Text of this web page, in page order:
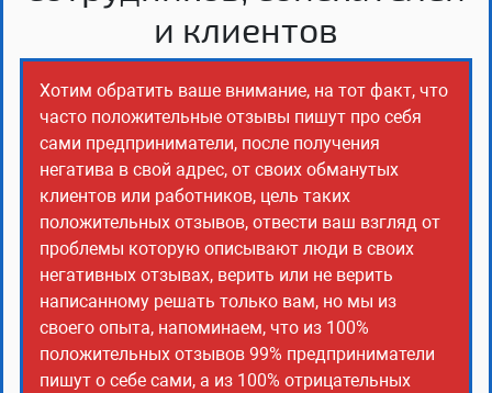
и клиентов
Хотим обратить ваше внимание, на тот факт, что
часто положительные отзывы пишут про себя
сами предприниматели, после получения
негатива в свой адрес, от своих обманутых
клиентов или работников, цель таких
положительных отзывов, отвести ваш взгляд от
проблемы которую описывают люди в своих
негативных отзывах, верить или не верить
написанному решать только вам, но мы из
своего опыта, напоминаем, что из 100%
положительных отзывов 99% предприниматели
пишут о себе сами, а из 100% отрицательных